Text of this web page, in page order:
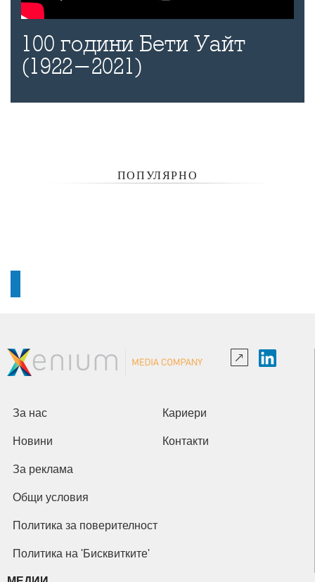
100 години Бети Уайт
(1922-2021)
ПОПУЛЯРНО
За нас Кариери
Новини Контакти
За реклама
Общи условия
Политика за поверителност
Политика на 'Бисквитките'